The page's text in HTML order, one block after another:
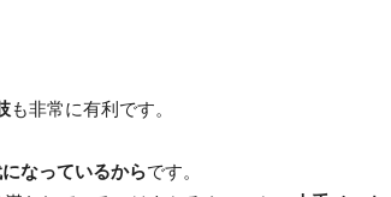
も非常に有利です。
なっているからです。